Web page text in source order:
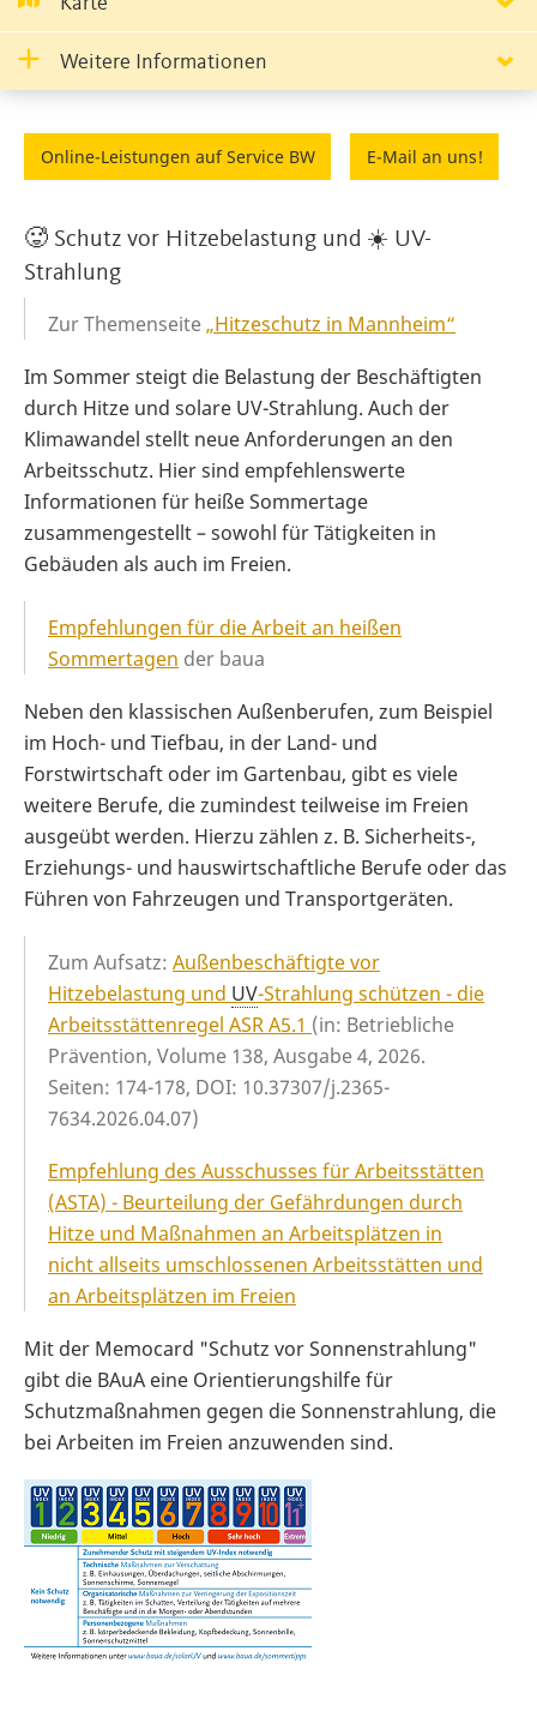
Weitere Informationen
Online-Leistungen auf Service BW E-Mail an uns!
🥵 Schutz vor Hitzebelastung und ☀️ UV-
Strahlung
Zur Themenseite„Hitzeschutz in Mannheim“
Im Sommer steigt die Belastung der Beschäftigten
durch Hitze und solare UV-Strahlung. Auch der
Klimawandel stellt neue Anforderungen an den
Arbeitsschutz. Hier sind empfehlenswerte
Informationen für heiße Sommertage
zusammengestellt – sowohl für Tätigkeiten in
Gebäuden als auch im Freien.
Empfehlungen für die Arbeit an heißen
Sommertagen der baua
Neben den klassischen Außenberufen, zum Beispiel
im Hoch- und Tiefbau, in der Land- und
Forstwirtschaft oder im Gartenbau, gibt es viele
weitere Berufe, die zumindest teilweise im Freien
ausgeübt werden. Hierzu zählen z. B. Sicherheits-,
Erziehungs- und hauswirtschaftliche Berufe oder das
Führen von Fahrzeugen und Transportgeräten.
Zum Aufsatz: Außenbeschäftigte vor
Hitzebelastung und UV-Strahlung schützen - die
Arbeitsstättenregel ASR A5.1 (in: Betriebliche
Prävention, Volume 138, Ausgabe 4, 2026.
Seiten: 174-178, DOI: 10.37307/j.2365-
7634.2026.04.07)
Empfehlung des Ausschusses für Arbeitsstätten
(ASTA) - Beurteilung der Gefährdungen durch
Hitze und Maßnahmen an Arbeitsplätzen in
nicht allseits umschlossenen Arbeitsstätten und
an Arbeitsplätzen im Freien
Mit der Memocard "Schutz vor Sonnenstrahlung"
gibt die BAuA eine Orientierungshilfe für
Schutzmaßnahmen gegen die Sonnenstrahlung, die
bei Arbeiten im Freien anzuwenden sind.